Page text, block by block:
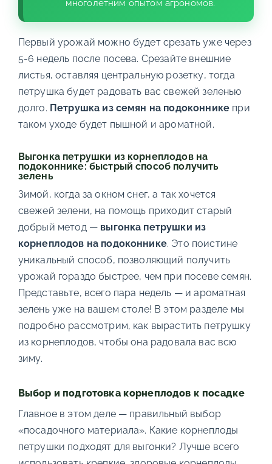
многолетним опытом агрономов.
Первый урожай можно будет срезать уже через
5-6 недель после посева. Срезайте внешние
листья, оставляя центральную розетку, тогда
петрушка будет радовать вас свежей зеленью
долго. Петрушка из семян на подоконнике при
таком уходе будет пышной и ароматной.
Выгонка петрушки из корнеплодов на
подоконнике: быстрый способ получить
зелень
Зимой, когда за окном снег, а так хочется
свежей зелени, на помощь приходит старый
добрый метод — выгонка петрушки из
корнеплодов на подоконнике. Это поистине
уникальный способ, позволяющий получить
урожай гораздо быстрее, чем при посеве семян.
Представьте, всего пара недель — и ароматная
зелень уже на вашем столе! В этом разделе мы
подробно рассмотрим, как вырастить петрушку
из корнеплодов, чтобы она радовала вас всю
зиму.
Выбор и подготовка корнеплодов к посадке
Главное в этом деле — правильный выбор
«посадочного материала». Какие корнеплоды
петрушки подходят для выгонки? Лучше всего